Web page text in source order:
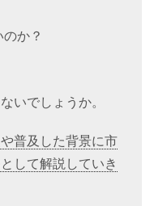
か？
いでしょうか。
普及した背景に市
して解説していき